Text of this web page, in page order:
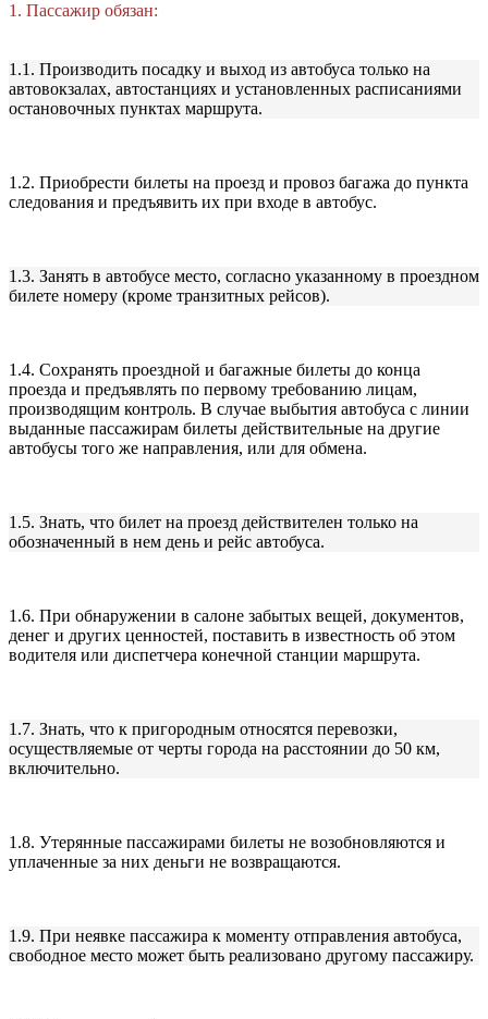
1. Пассажир обязан:
1.1. Производить посадку и выход из автобуса только на
автовокзалах, автостанциях и установленных расписаниями
остановочных пунктах маршрута.
1.2. Приобрести билеты на проезд и провоз багажа до пункта
следования и предъявить их при входе в автобус.
1.3. Занять в автобусе место, согласно указанному в проездном
билете номеру (кроме транзитных рейсов).
1.4. Сохранять проездной и багажные билеты до конца
проезда и предъявлять по первому требованию лицам,
производящим контроль. В случае выбытия автобуса с линии
выданные пассажирам билеты действительные на другие
автобусы того же направления, или для обмена.
1.5. Знать, что билет на проезд действителен только на
обозначенный в нем день и рейс автобуса.
1.6. При обнаружении в салоне забытых вещей, документов,
денег и других ценностей, поставить в известность об этом
водителя или диспетчера конечной станции маршрута.
1.7. Знать, что к пригородным относятся перевозки,
осуществляемые от черты города на расстоянии до 50 км,
включительно.
1.8. Утерянные пассажирами билеты не возобновляются и
уплаченные за них деньги не возвращаются.
1.9. При неявке пассажира к моменту отправления автобуса,
свободное место может быть реализовано другому пассажиру.